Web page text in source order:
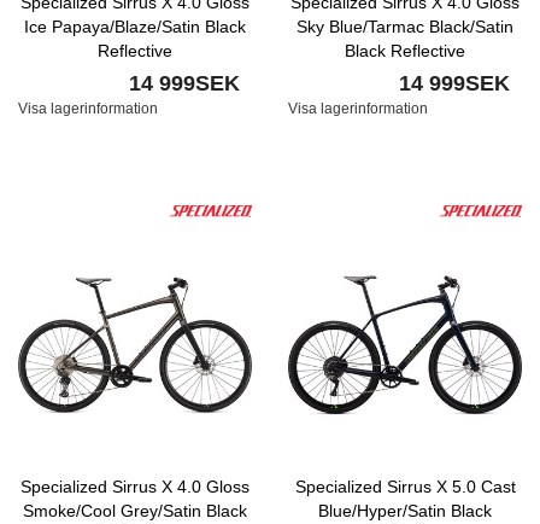
Ice Papaya/Blaze/Satin Black
Reflective
14 999SEK
Visa lagerinformation
Sky Blue/Tarmac Black/Satin
Black Reflective
14 999SEK
Visa lagerinformation
Specialized Sirrus X 4.0 Gloss
Smoke/Cool Grey/Satin Black
Specialized Sirrus X 5.0 Cast
Blue/Hyper/Satin Black